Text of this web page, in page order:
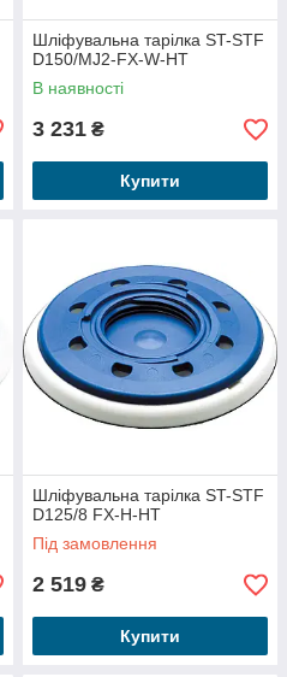
Шліфувальна тарілка ST-STF
D150/MJ2-FX-W-HT
В наявності
3 231 ₴
Купити
Шліфувальна тарілка ST-STF
D125/8 FX-H-HT
Під замовлення
2 519 ₴
Купити